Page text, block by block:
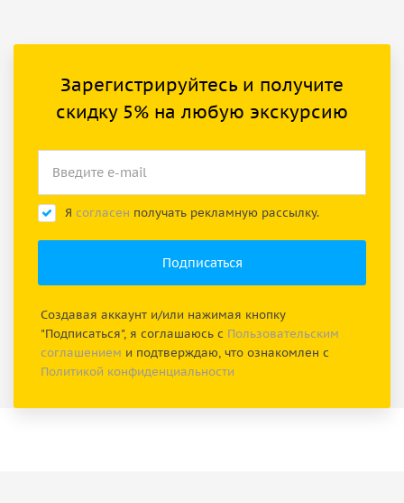
Зарегистрируйтесь и получите
скидку 5% на любую экскурсию
Я согласен получать рекламную рассылку.
Создавая аккаунт и/или нажимая кнопку
"Подписаться", я соглашаюсь с Пользовательским
соглашением и подтверждаю, что ознакомлен с
Политикой конфиденциальности